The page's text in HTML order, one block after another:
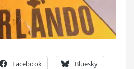
Facebook Bluesky